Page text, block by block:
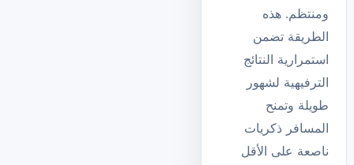
ومنتظم. هذه
الطريقة تضمن
استمرارية النتائج
الترفيهية لشهور
طويلة وتمنح
المسافر ذكريات
ناصعة على الأقل